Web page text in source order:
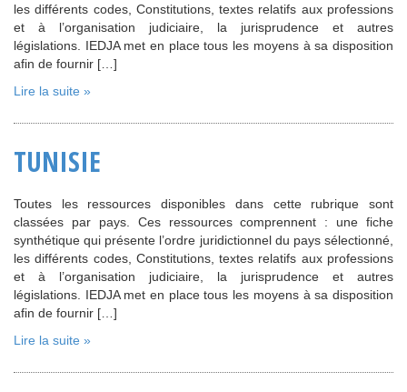
les différents codes, Constitutions, textes relatifs aux professions
et à l’organisation judiciaire, la jurisprudence et autres
législations. IEDJA met en place tous les moyens à sa disposition
afin de fournir […]
Lire la suite »
TUNISIE
Toutes les ressources disponibles dans cette rubrique sont
classées par pays. Ces ressources comprennent : une fiche
synthétique qui présente l’ordre juridictionnel du pays sélectionné,
les différents codes, Constitutions, textes relatifs aux professions
et à l’organisation judiciaire, la jurisprudence et autres
législations. IEDJA met en place tous les moyens à sa disposition
afin de fournir […]
Lire la suite »